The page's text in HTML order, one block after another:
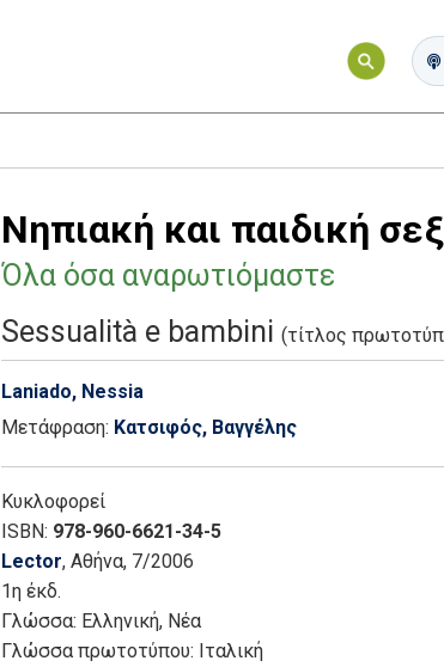
Νηπιακή και παιδική
Όλα όσα αναρωτιόμαστε
Sessualità e bambini (τίτλος
Laniado, Nessia
Μετάφραση: Κατσιφός, Βαγγέλης
Κυκλοφορεί
ISBN: 978-960-6621-34-5
Lector, Αθήνα, 7/2006
1η έκδ.
Γλώσσα: Ελληνική, Νέα
Γλώσσα πρωτοτύπου: Ιταλική